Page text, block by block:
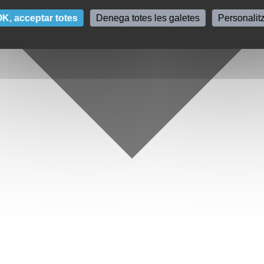
acceptar totes Denega totes les galetes